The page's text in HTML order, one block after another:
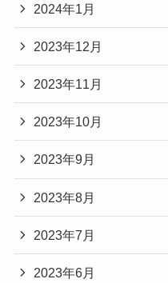
2024年1月
2023年12月
2023年11月
2023年10月
2023年9月
2023年8月
2023年7月
2023年6月